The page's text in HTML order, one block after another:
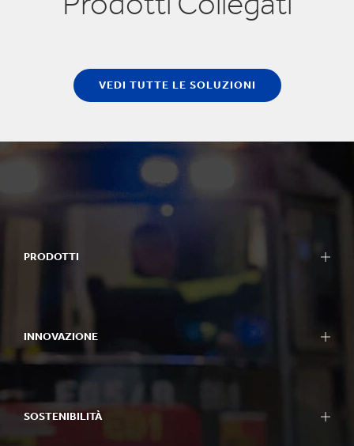
VEDI TUTTE LE SOLUZIONI
PRODOTTI
INNOVAZIONE
SOSTENIBILITÀ